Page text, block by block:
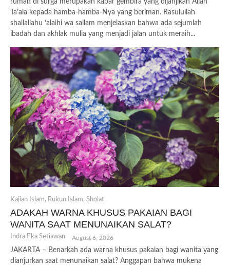
rumah di surga merupakan kabar gembira yang dijanjikan Allah
Ta’ala kepada hamba-hamba-Nya yang beriman. Rasulullah
shallallahu ‘alaihi wa sallam menjelaskan bahwa ada sejumlah
ibadah dan akhlak mulia yang menjadi jalan untuk meraih...
Kajian Islam, Rukun Islam, Sholat
ADAKAH WARNA KHUSUS PAKAIAN BAGI
WANITA SAAT MENUNAIKAN SALAT?
Indra Eka Setiawan - August 6, 2026
JAKARTA – Benarkah ada warna khusus pakaian bagi wanita yang
dianjurkan saat menunaikan salat? Anggapan bahwa mukena